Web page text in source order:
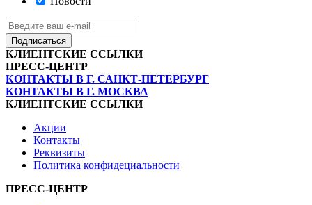
Подписаться
КЛИЕНТСКИЕ ССЫЛКИ
ПРЕСС-ЦЕНТР
КОНТАКТЫ В Г. САНКТ-ПЕТЕРБУРГ
КОНТАКТЫ В Г. МОСКВА
КЛИЕНТСКИЕ ССЫЛКИ
Акции
Контакты
Реквизиты
Политика конфидециальности
ПРЕСС-ЦЕНТР